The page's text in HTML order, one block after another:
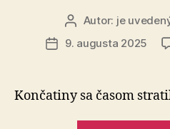
Autor
článku
Autor: je
Dátum
9. augusta 2025
Končatiny sa časom